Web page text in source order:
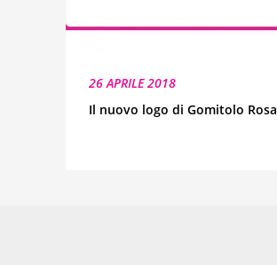
26 APRILE 2018
Il nuovo logo di Gomitolo Rosa